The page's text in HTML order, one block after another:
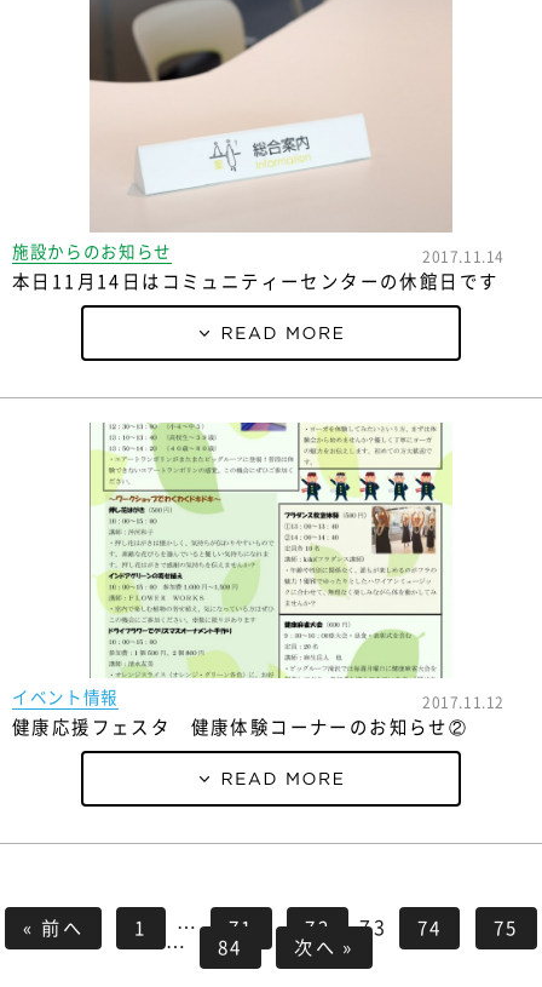
施設からのお知らせ 2017.11.14
本日11月14日はコミュニティーセンターの休館日です
イベント情報 2017.11.12
健康応援フェスタ 健康体験コーナーのお知らせ②
« 前へ 1 … 71 72 73 74 75
… 84 次へ »